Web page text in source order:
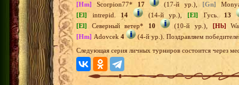
[Hm] Scorpion77* 17 (17-й ур.), [Gn]
[El] intrepid. 14 (14-й ур.),[El] Гусь. 13
[El] Северный ветер* 10 (10-й ур.), [Hb]
[Hm] Adovcek 4
(4-й ур.). Поздравляем
Следующая серия личных турниров состоится через